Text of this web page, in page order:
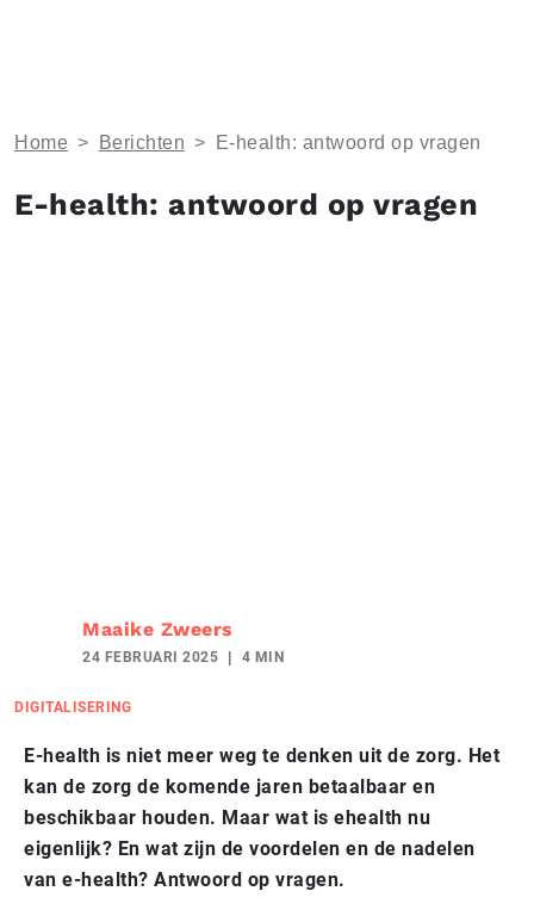
Home > Berichten > E-health: antwoord op vragen
E-health: antwoord op vragen
Maaike Zweers
24 FEBRUARI 2025 4 MIN
DIGITALISERING
E-health is niet meer weg te denken uit de zorg. Het
kan de zorg de komende jaren betaalbaar en
beschikbaar houden. Maar wat is ehealth nu
eigenlijk? En wat zijn de voordelen en de nadelen
van e-health? Antwoord op vragen.